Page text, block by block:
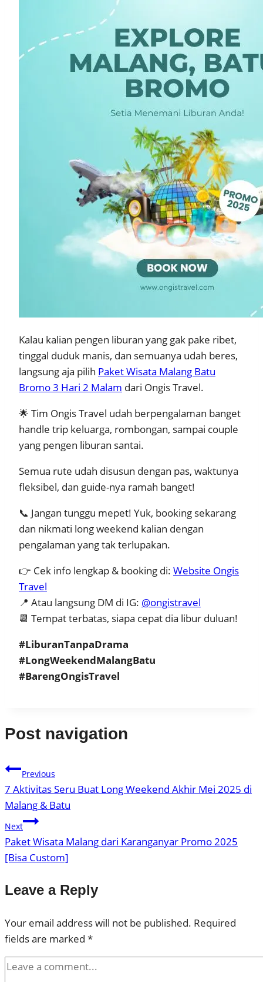
Kalau kalian pengen liburan yang gak pake ribet,
tinggal duduk manis, dan semuanya udah beres,
langsung aja pilih Paket Wisata Malang Batu
Bromo 3 Hari 2 Malam dari Ongis Travel.
🌟 Tim Ongis Travel udah berpengalaman banget
handle trip keluarga, rombongan, sampai couple
yang pengen liburan santai.
Semua rute udah disusun dengan pas, waktunya
fleksibel, dan guide-nya ramah banget!
📞 Jangan tunggu mepet! Yuk, booking sekarang
dan nikmati long weekend kalian dengan
pengalaman yang tak terlupakan.
👉 Cek info lengkap & booking di: Website Ongis
Travel
📍 Atau langsung DM di IG: @ongistravel
📆 Tempat terbatas, siapa cepat dia libur duluan!
#LiburanTanpaDrama
#LongWeekendMalangBatu
#BarengOngisTravel
Post navigation
Previous
7 Aktivitas Seru Buat Long Weekend Akhir Mei 2025 di
Malang & Batu
Next
Paket Wisata Malang dari Karanganyar Promo 2025
[Bisa Custom]
Leave a Reply
Your email address will not be published. Required
fields are marked *